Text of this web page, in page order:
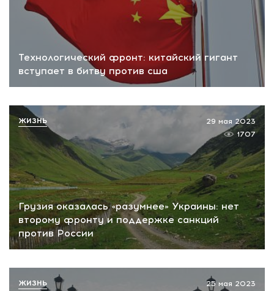
Технологический фронт: китайский гигант
вступает в битву против сша
Грузия оказалась «разумнее» Украины: нет
второму фронту и поддержке санкций
против России
29 мая 2023
1707
ЖИЗНЬ
25 мая 2023
ЖИЗНЬ